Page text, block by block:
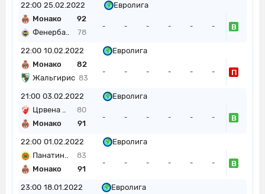
22:00 25.02.2022
Евролига
Монако
92
Фенерба..
78
- - - - - - В
22:00 10.02.2022
Евролига
Монако
82
Жальгирис 83
- - - - - - П
21:00 03.02.2022
Евролига
Црвена ..
80
Монако
91
- - - - - - В
22:00 01.02.2022
Евролига
Панатин..
83
Монако
91
- - - - - - В
23:00 18.01.2022
Евролига